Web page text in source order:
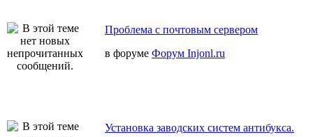
Проблема с почтовым сервером
в форуме Форум Injonl.ru
Установка заводских систем антибукса.